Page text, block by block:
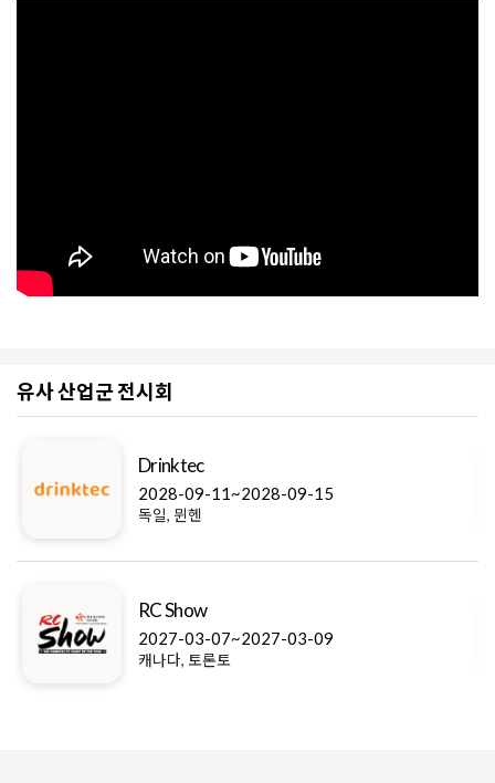
유사 산업군 전시회
Drinktec
2028-09-11~2028-09-15
독일, 뮌헨
RC Show
2027-03-07~2027-03-09
캐나다, 토론토